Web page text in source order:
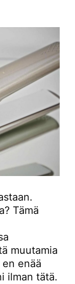
Tämä
muutamia
enää
ilman tätä.